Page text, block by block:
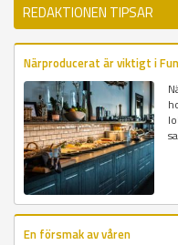
REDAKTIONEN TIPSAR
Närproducerat är viktigt i
En försmak av våren